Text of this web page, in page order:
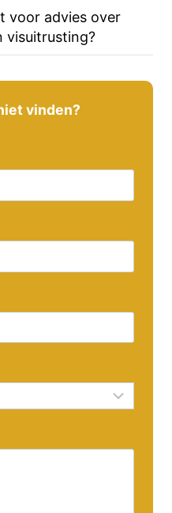
voor advies over
visuitrusting?
vinden?